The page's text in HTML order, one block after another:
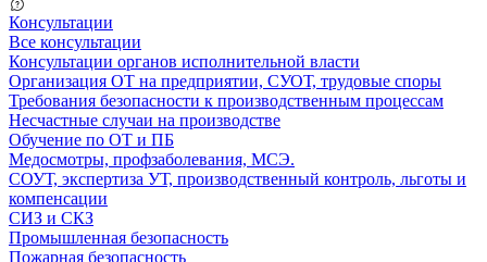
Консультации
Все консультации
Консультации органов исполнительной власти
Организация ОТ на предприятии, СУОТ, трудовые споры
Требования безопасности к производственным процессам
Несчастные случаи на производстве
Обучение по ОТ и ПБ
Медосмотры, профзаболевания, МСЭ.
СОУТ, экспертиза УТ, производственный контроль, льготы и
компенсации
СИЗ и СКЗ
Промышленная безопасность
Пожарная безопасность